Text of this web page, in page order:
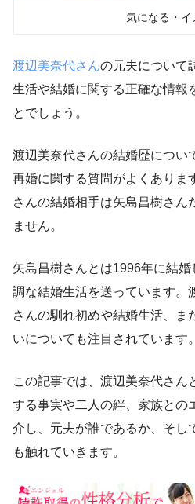
気になる・イ
渡辺美奈代さんの元夫について
生活や結婚に関する正確な情報
とでしょう。
渡辺美奈代さんの結婚歴につい
再婚に関する質問がよくありま
さんの結婚相手は矢島昌樹さん
ません。
矢島昌樹さんとは1996年に結
調な結婚生活を送っています。
さんの馴れ初めや結婚生活、ま
いについても注目されています。
この記事では、渡辺美奈代さん
する事実や二人の絆、家族との
介し、元夫が誰であるか、そし
も触れていきます。